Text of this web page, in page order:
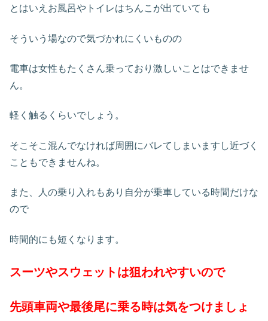
とはいえお風呂やトイレはちんこが出ていても
そういう場なので気づかれにくいものの
電車は女性もたくさん乗っており激しいことはできませ
ん。
軽く触るくらいでしょう。
そこそこ混んでなければ周囲にバレてしまいますし近づく
こともできませんね。
また、人の乗り入れもあり自分が乗車している時間だけな
ので
時間的にも短くなります。
スーツやスウェットは狙われやすいので
先頭車両や最後尾に乗る時は気をつけましょ